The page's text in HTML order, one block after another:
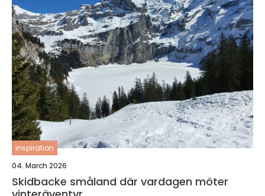
inspiration
04. March 2026
Skidbacke småland där vardagen möter